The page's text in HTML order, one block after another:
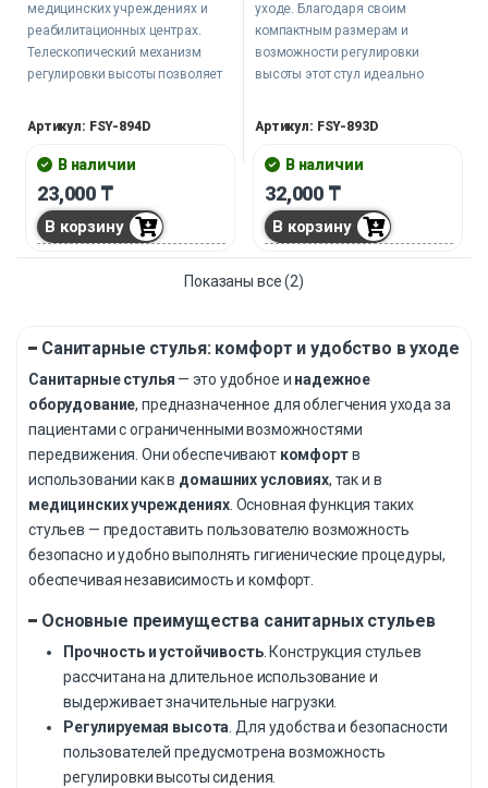
медицинских учреждениях и
реабилитационных центрах.
Телескопический механизм
регулировки высоты позволяет
индивидуальные потребности
санитарное оснащение делает
уход за стулом максимально
простым и удобным.
Артикул: FSY-894D
В наличии
23,000 ₸
В корзину
уходе. Благодаря своим
компактным размерам и
возможности регулировки
высоты этот стул идеально
использования, так и для
откидную крышку,
противоскользящие
подлокотники и съёмное
Артикул: FSY-893D
В наличии
32,000 ₸
В корзину
Показаны все (2)
Санитарные стулья: комфорт и удобство в уходе
Санитарные стулья — это удобное и надежное
оборудование, предназначенное для облегчения ухода за
пациентами с ограниченными возможностями
передвижения. Они обеспечивают комфортв
использовании как в домашних условиях, так и в
медицинских учреждениях. Основная функция таких
стульев — предоставить пользователю возможность
безопасно и удобно выполнять гигиенические процедуры,
обеспечивая независимость и комфорт.
Основные преимущества санитарных стульев
Прочность и устойчивость. Конструкция стульев
рассчитана на длительное использование и
выдерживает значительные нагрузки.
Регулируемая высота . Для удобства и безопасности
пользователей предусмотрена возможность
регулировки высоты сидения.